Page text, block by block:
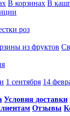
В корзинах В
роз
из фруктов
1 сентября 14
Условия доставки
Отзывы